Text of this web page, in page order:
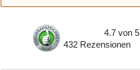
4.7 von5
432
Rezensionen